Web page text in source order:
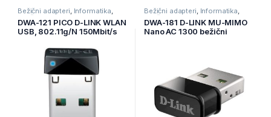
Bežični adapteri, Informatika,
Mrežna oprema
DWA-121 PICO D-LINK WLAN
USB, 802.11g/N 150Mbit/s
Bežični adapteri, Informatika,
Mrežna oprema
DWA-181 D-LINK MU-MIMO
Nano AC 1300 bežični